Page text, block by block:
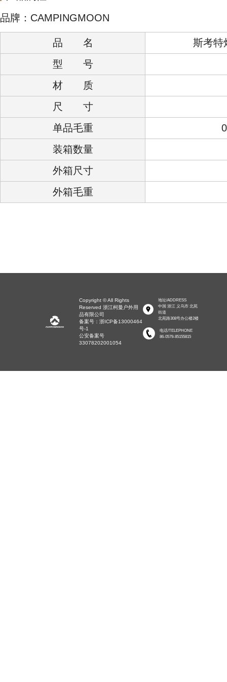
品牌：CAMPINGMOON
品 名
斯考特
型 号
材 质
尺 寸
单品毛重
装箱数量
外箱尺寸
外箱毛重
Copyright © All Rights
Reserved 浙江柯曼户外用
品有限公司
备案号：浙ICP备13000464
号-1
公安备案号
33078202001054
地址/ADDRESS
中国 浙江 义乌市 北苑
街道
北苑路308号办公楼2楼
电话/TELEPHONE
86-0579-85155815